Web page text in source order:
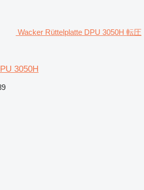
Wacker Rüttelplatte DPU 3050H 転圧
3050H